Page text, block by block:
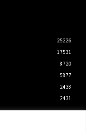
25226
17531
8720
5877
2438
2431